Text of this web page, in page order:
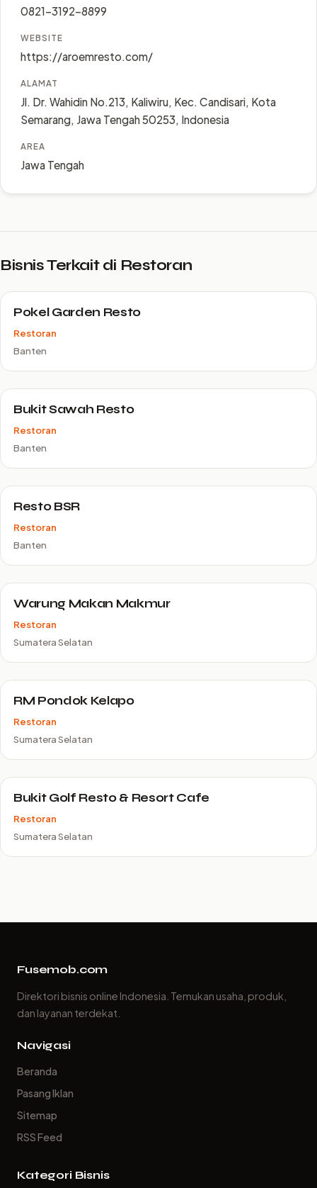
0821-3192-8899
WEBSITE
https://aroemresto.com/
ALAMAT
Jl. Dr. Wahidin No.213, Kaliwiru, Kec. Candisari, Kota
Semarang, Jawa Tengah 50253, Indonesia
AREA
Jawa Tengah
Bisnis Terkait di Restoran
Pokel Garden Resto
Restoran
Banten
Bukit Sawah Resto
Restoran
Banten
Resto BSR
Restoran
Banten
Warung Makan Makmur
Restoran
Sumatera Selatan
RM Pondok Kelapo
Restoran
Sumatera Selatan
Bukit Golf Resto & Resort Cafe
Restoran
Sumatera Selatan
Fusemob.com
Direktori bisnis online Indonesia. Temukan usaha, produk,
dan layanan terdekat.
Navigasi
Beranda
Pasang Iklan
Sitemap
RSS Feed
Kategori Bisnis